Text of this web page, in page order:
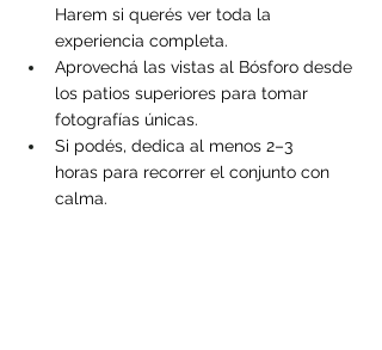
Harem si querés ver toda la
experiencia completa.
Aprovechá las vistas al Bósforo desde
los patios superiores para tomar
fotografías únicas.
Si podés, dedica al menos 2–3
horas para recorrer el conjunto con
calma.